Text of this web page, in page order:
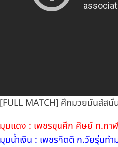
[FULL MATCH] ศึกมวยมันส์สนั่
มุมแดง : เพชรขุนศึก ศิษย์ ท.กา
มุมน้ำเงิน : เพชรกิตติ ก.วัยรุ่นทำ